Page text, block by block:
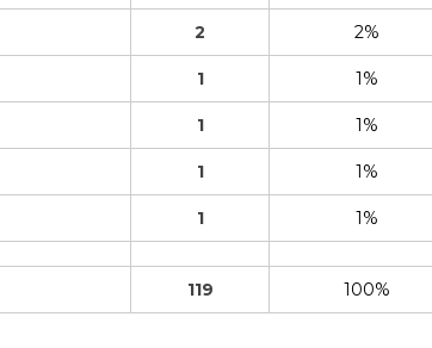
2 2%
1 1%
1 1%
1 1%
1 1%
119 100%